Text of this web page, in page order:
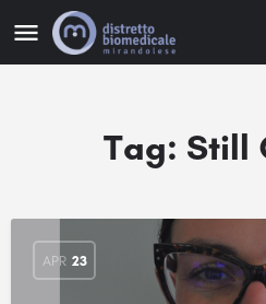
Tag: Still
APR 23